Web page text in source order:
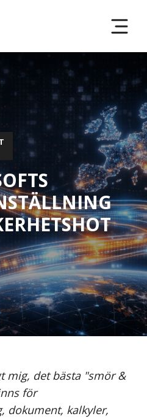
mig, det bästa "smör &
för
dokument, kalkyler,